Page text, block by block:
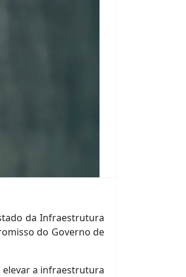
da Infraestrutura
do Governo de
elevar a infraestrutura